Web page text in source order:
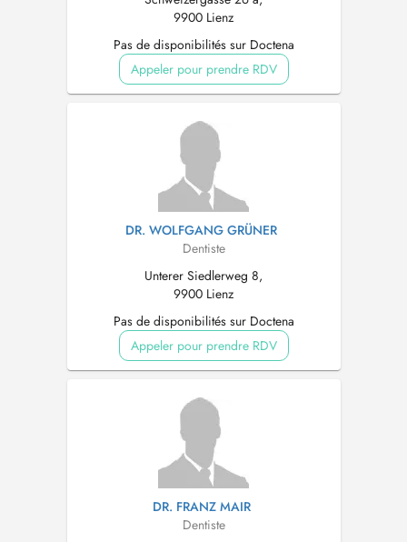
9900 Lienz
Pas de disponibilités sur Doctena
Appeler pour prendre RDV
DR. WOLFGANG GRÜNER
Dentiste
Unterer Siedlerweg 8,
9900 Lienz
Pas de disponibilités sur Doctena
Appeler pour prendre RDV
DR. FRANZ MAIR
Dentiste